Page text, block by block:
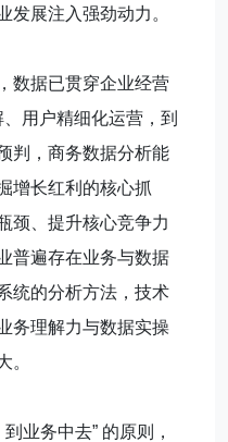
发展注入强劲动力。
数据已贯穿企业经营
用户精细化运营，到
判，商务数据分析能
增长红利的核心抓
颈、提升核心竞争力
普遍存在业务与数据
统的分析方法，技术
务理解力与数据实操
。
业务中去” 的原则，